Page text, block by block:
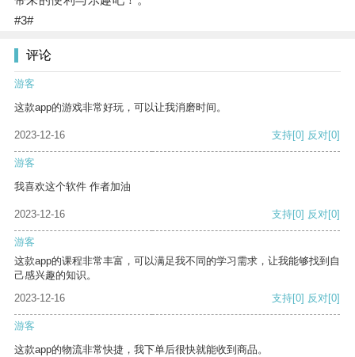
#3#
评论
游客
这款app的游戏非常好玩，可以让我消磨时间。
2023-12-16 支持[0] 反对[0]
游客
我喜欢这个软件 作者加油
2023-12-16 支持[0] 反对[0]
游客
这款app的课程非常丰富，可以满足我不同的学习需求，让我能够找到自
己感兴趣的知识。
2023-12-16
支持[0] 反对[0]
游客
这款app的物流非常快捷，我下单后很快就能收到商品。